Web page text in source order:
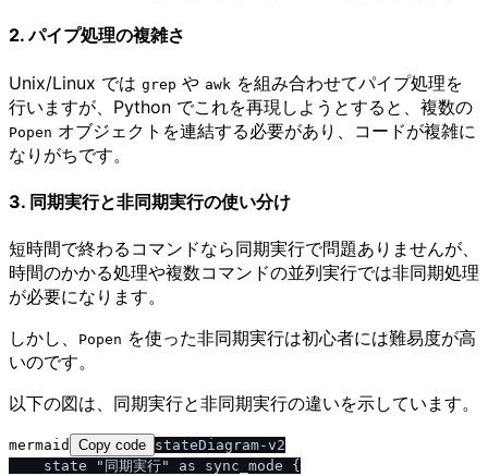
2. パイプ処理の複雑さ
Unix/Linux では grep や awk を組み合わせてパイプ処理を
行いますが、Python でこれを再現しようとすると、複数の
Popen オブジェクトを連結する必要があり、コードが複雑に
なりがちです。
3. 同期実行と非同期実行の使い分け
短時間で終わるコマンドなら同期実行で問題ありませんが、
時間のかかる処理や複数コマンドの並列実行では非同期処理
が必要になります。
しかし、
Popen を使った非同期実行は初心者には難易度が高
いのです。
以下の図は、同期実行と非同期実行の違いを示しています。
mermaid Copy code stateDiagram-v2
    state "同期実行" as sync_mode {